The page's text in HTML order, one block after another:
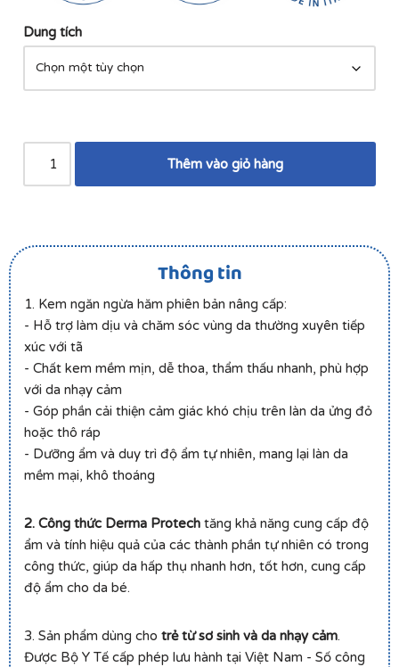
Dung tích
Thêm vào giỏ hàng
Thông tin
1. Kem ngăn ngừa hăm phiên bản nâng cấp:
- Hỗ trợ làm dịu và chăm sóc vùng da thường xuyên tiếp
xúc với tã
- Chất kem mềm mịn, dễ thoa, thẩm thấu nhanh, phù hợp
với da nhạy cảm
- Góp phần cải thiện cảm giác khó chịu trên làn da ửng đỏ
hoặc thô ráp
- Dưỡng ẩm và duy trì độ ẩm tự nhiên, mang lại làn da
mềm mại, khô thoáng
2. Công thức Derma Protech tăng khả năng cung cấp độ
ẩm và tính hiệu quả của các thành phần tự nhiên có trong
công thức, giúp da hấp thụ nhanh hơn, tốt hơn, cung cấp
độ ẩm cho da bé.
3. Sản phẩm dùng cho trẻ từ sơ sinh và da nhạy cảm.
Được Bộ Y Tế cấp phép lưu hành tại Việt Nam - Số công